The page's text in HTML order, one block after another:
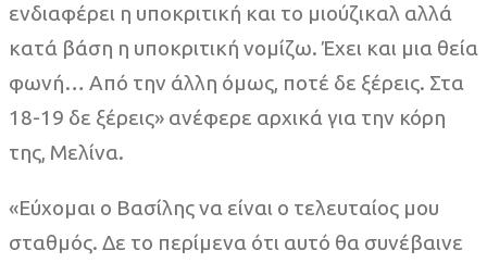
ενδιαφέρει η υποκριτική και το μιούζικαλ αλλά
κατά βάση η υποκριτική νομίζω. Έχει και μια θεία
φωνή… Από την άλλη όμως, ποτέ δε ξέρεις. Στα
18-19 δε ξέρεις» ανέφερε αρχικά για την κόρη
της, Μελίνα.
«Εύχομαι ο Βασίλης να είναι ο τελευταίος μου
σταθμός. Δε το περίμενα ότι αυτό θα συνέβαινε